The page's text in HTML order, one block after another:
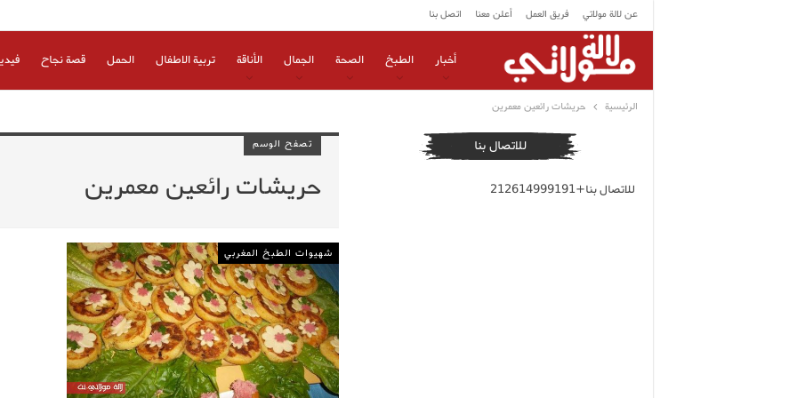
عن لالة مولاتي فريق العمل أعلن معنا اتصل بنا
أخبار الطبخ الصحة الجمال الأناقة تربية الاطفال الحمل قصة نجاح
الرئيسية حريشات رائعين معمرين
تصفح الوسم
حريشات رائعين معمرين
شهيوات الطبخ المغربي
للاتصال بنا
للاتصال بنا+212614999191